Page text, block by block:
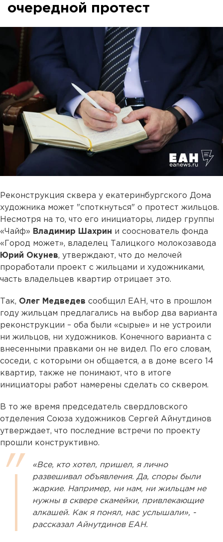
очередной протест
Реконструкция сквера у екатеринбургского Дома
художника может "споткнуться" о протест жильцов.
Несмотря на то, что его инициаторы, лидер группы
«Чайф» Владимир Шахрин и сооснователь фонда
«Город может», владелец Талицкого молокозавода
Юрий Окунев, утверждают, что до мелочей
проработали проект с жильцами и художниками,
часть владельцев квартир отрицает это.
Так, Олег Медведев сообщил ЕАН, что в прошлом
году жильцам предлагались на выбор два варианта
реконструкции – оба были «сырые» и не устроили
ни жильцов, ни художников. Конечного варианта с
внесенными правками он не видел. По его словам,
соседи, с которыми он общается, а в доме всего 14
квартир, также не понимают, что в итоге
инициаторы работ намерены сделать со сквером.
В то же время председатель свердловского
отделения Союза художников Сергей Айнутдинов
утверждает, что последние встречи по проекту
прошли конструктивно.
«Все, кто хотел, пришел, я лично
развешивал объявления. Да, споры были
жаркие. Например, ни нам, ни жильцам не
нужны в сквере скамейки, привлекающие
алкашей. Как я понял, нас услышали», -
рассказал Айнутдинов ЕАН.